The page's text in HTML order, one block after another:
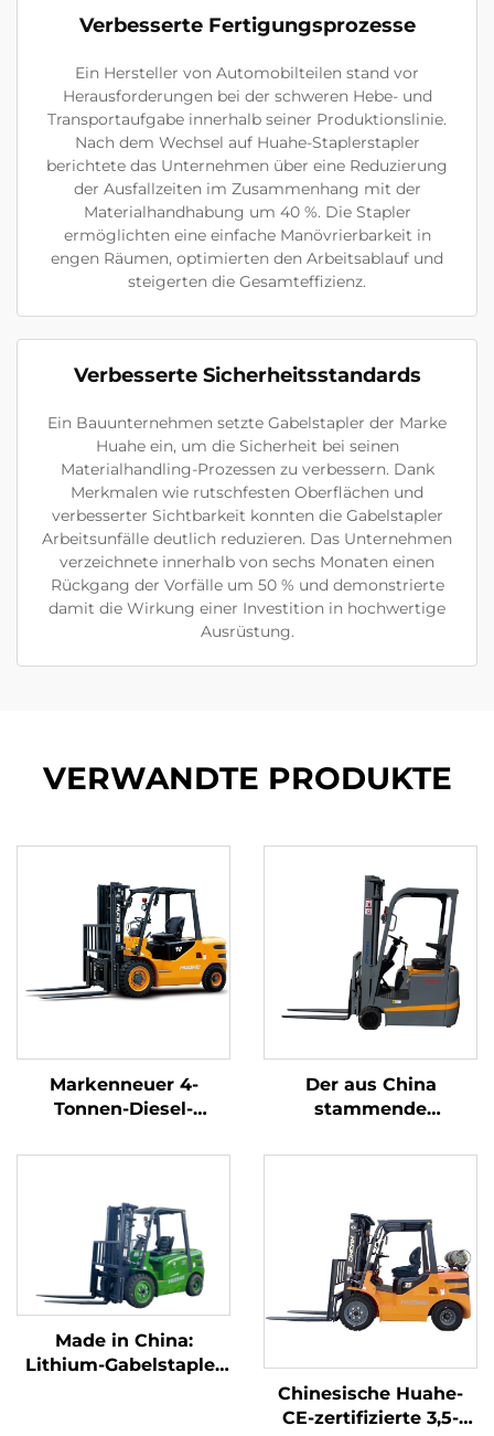
Verbesserte Fertigungsprozesse
Ein Hersteller von Automobilteilen stand vor
Herausforderungen bei der schweren Hebe- und
Transportaufgabe innerhalb seiner Produktionslinie.
Nach dem Wechsel auf Huahe-Staplerstapler
berichtete das Unternehmen über eine Reduzierung
der Ausfallzeiten im Zusammenhang mit der
Materialhandhabung um 40 %. Die Stapler
ermöglichten eine einfache Manövrierbarkeit in
engen Räumen, optimierten den Arbeitsablauf und
steigerten die Gesamteffizienz.
Verbesserte Sicherheitsstandards
Ein Bauunternehmen setzte Gabelstapler der Marke
Huahe ein, um die Sicherheit bei seinen
Materialhandling-Prozessen zu verbessern. Dank
Merkmalen wie rutschfesten Oberflächen und
verbesserter Sichtbarkeit konnten die Gabelstapler
Arbeitsunfälle deutlich reduzieren. Das Unternehmen
verzeichnete innerhalb von sechs Monaten einen
Rückgang der Vorfälle um 50 % und demonstrierte
damit die Wirkung einer Investition in hochwertige
Ausrüstung.
VERWANDTE PRODUKTE
Markenneuer 4-
Tonnen-Diesel-
hochwertigem
Motor
Der aus China
stammende
gewichtsoptimierte
Tonne Tragfähigkeit
ist preisgünstig.
Made in China:
Lithium-Gabelstapler
Chinesische Huahe-
CE-zertifizierte 3,5-